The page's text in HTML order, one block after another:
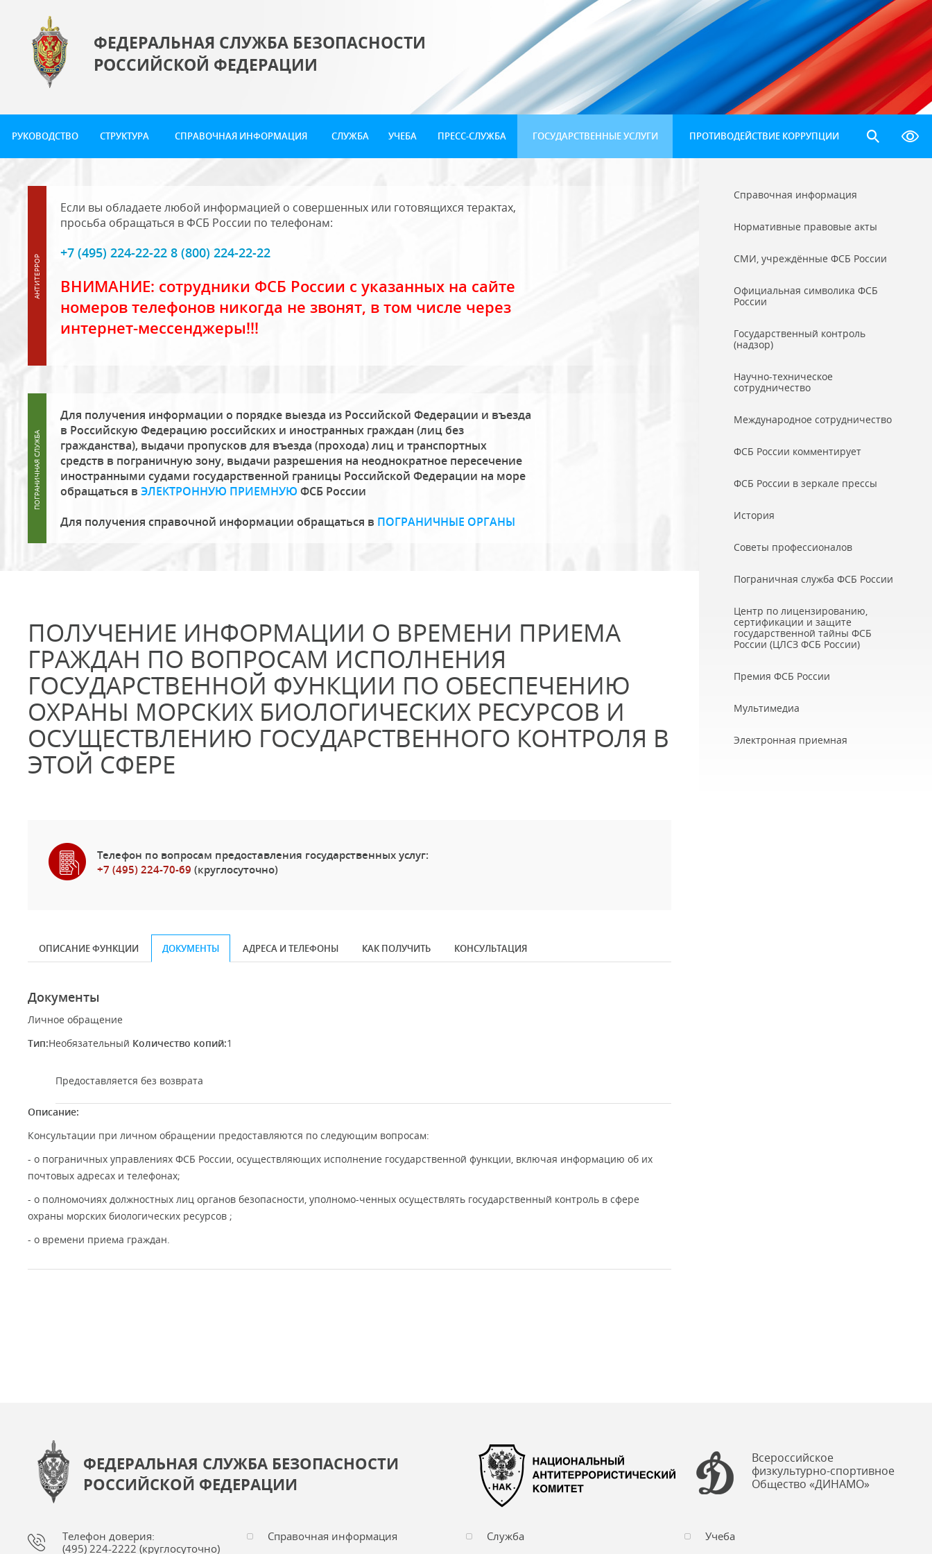
ФЕДЕРАЛЬНАЯ СЛУЖБА БЕЗОПАСНОСТИ
РОССИЙСКОЙ ФЕДЕРАЦИИ
РУКОВОДСТВО СТРУКТУРА СПРАВОЧНАЯ ИНФОРМАЦИЯ СЛУЖБА УЧЕБА ПРЕСС-СЛУЖБА ГОСУДАРСТВЕННЫЕ УСЛУГИ ПРОТИВОДЕЙСТВИЕ КОРРУПЦИИ
Если вы обладаете любой информацией о совершенных или готовящихся терактах,
просьба обращаться в ФСБ России по телефонам:
+7 (495) 224-22-22 8 (800) 224-22-22
ВНИМАНИЕ: сотрудники ФСБ России с указанных на сайте
номеров телефонов никогда не звонят, в том числе через
интернет-мессенджеры!!!
Для получения информации о порядке выезда из Российской Федерации и въезда
в Российскую Федерацию российских и иностранных граждан (лиц без
гражданства), выдачи пропусков для въезда (прохода) лиц и транспортных
средств в пограничную зону, выдачи разрешения на неоднократное пересечение
иностранными судами государственной границы Российской Федерации на море
обращаться в ЭЛЕКТРОННУЮ ПРИЕМНУЮ ФСБ России
Для получения справочной информации обращаться в ПОГРАНИЧНЫЕ ОРГАНЫ
ПОЛУЧЕНИЕ ИНФОРМАЦИИ О ВРЕМЕНИ ПРИЕМА
ГРАЖДАН ПО ВОПРОСАМ ИСПОЛНЕНИЯ
ГОСУДАРСТВЕННОЙ ФУНКЦИИ ПО ОБЕСПЕЧЕНИЮ
ОХРАНЫ МОРСКИХ БИОЛОГИЧЕСКИХ РЕСУРСОВ И
ОСУЩЕСТВЛЕНИЮ ГОСУДАРСТВЕННОГО КОНТРОЛЯ В
ЭТОЙ СФЕРЕ
Телефон по вопросам предоставления государственных услуг:
+7 (495) 224-70-69 (круглосуточно)
ОПИСАНИЕ ФУНКЦИИ ДОКУМЕНТЫ АДРЕСА И ТЕЛЕФОНЫ КАК ПОЛУЧИТЬ КОНСУЛЬТАЦИЯ
Документы
Личное обращение
Тип:Необязательный Количество копий:1
Предоставляется без возврата
Описание:
Консультации при личном обращении предоставляются по следующим вопросам:
- о пограничных управлениях ФСБ России, осуществляющих исполнение государственной функции, включая информацию об их
почтовых адресах и телефонах;
- о полномочиях должностных лиц органов безопасности, уполномо-ченных осуществлять государственный контроль в сфере
охраны морских биологических ресурсов ;
- о времени приема граждан.
Справочная информация
Нормативные правовые акты
СМИ, учреждённые ФСБ России
Официальная символика ФСБ
России
Государственный контроль
(надзор)
Научно-техническое
сотрудничество
Международное сотрудничество
ФСБ России комментирует
ФСБ России в зеркале прессы
История
Советы профессионалов
Пограничная служба ФСБ России
Центр по лицензированию,
сертификации и защите
государственной тайны ФСБ
России (ЦЛСЗ ФСБ России)
Премия ФСБ России
Мультимедиа
Электронная приемная
ФЕДЕРАЛЬНАЯ СЛУЖБА БЕЗОПАСНОСТИ
РОССИЙСКОЙ ФЕДЕРАЦИИ
Всероссийское
физкультурно-спортивное
Общество «ДИНАМО»
Телефон доверия:
(495) 224-2222 (круглосуточно)
Справочная информация Служба Учеба